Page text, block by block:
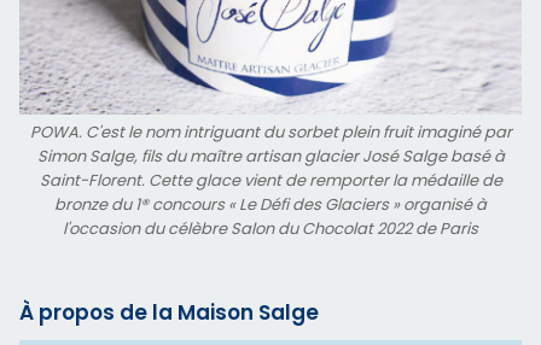
POWA. C'est le nom intriguant du sorbet plein fruit imaginé par
Simon Salge, fils du maître artisan glacier José Salge basé à
Saint-Florent. Cette glace vient de remporter la médaille de
bronze du 1® concours « Le Défi des Glaciers » organisé à
l'occasion du célèbre Salon du Chocolat 2022 de Paris
À propos de la Maison Salge